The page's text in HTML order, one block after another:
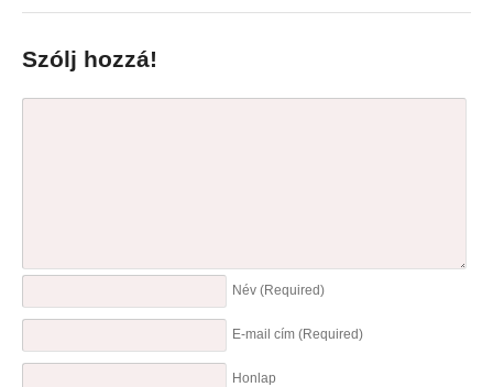
Szólj hozzá!
Név (Required)
E-mail cím (Required)
Honlap